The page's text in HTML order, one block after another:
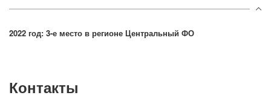
2022 год: 3-е место в регионе Центральный ФО
Контакты